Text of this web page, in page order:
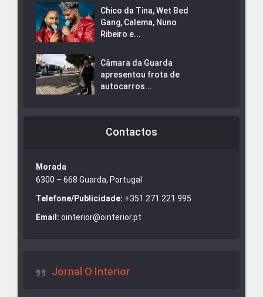
Chico da Tina, Wet Bed
Gang, Calema, Nuno
Ribeiro e...
Câmara da Guarda
apresentou frota de
autocarros...
Contactos
Morada
6300 – 668 Guarda, Portugal
Telefone/Publicidade: +351 271 221 995
Email: ointerior@ointerior.pt
Jornal O Interior